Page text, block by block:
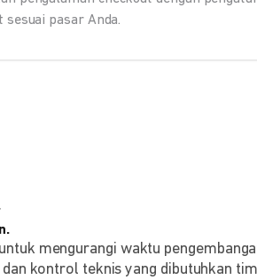
sesuai pasar Anda.
mengurangi waktu
kontrol teknis yang dibutuhkan